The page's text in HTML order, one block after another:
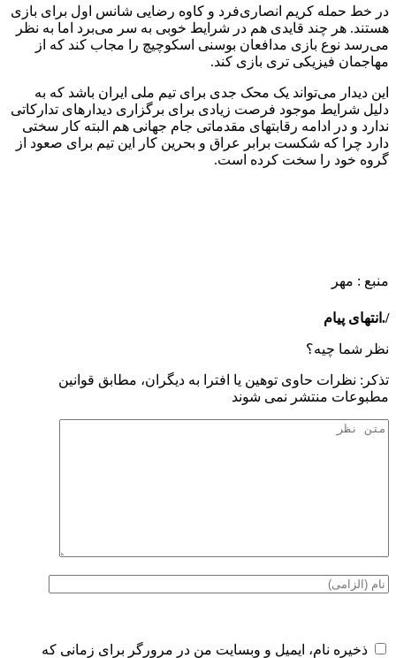
در خط حمله کریم انصاری‌فرد و کاوه رضایی شانس اول برای بازی
هستند. هر چند قایدی هم در شرایط خوبی به سر می‌برد اما به نظر
می‌رسد نوع بازی مدافعان بوسنی اسکوچیچ را مجاب کند که از
مهاجمان فیزیکی تری بازی کند.
این دیدار می‌تواند یک محک جدی برای تیم ملی ایران باشد که به
دلیل شرایط موجود فرصت زیادی برای برگزاری دیدارهای تدارکاتی
ندارد و در ادامه رقابتهای مقدماتی جام جهانی هم البته کار سختی
دارد چرا که شکست برابر عراق و بحرین کار این تیم برای صعود از
گروه خود را سخت کرده است.
منبع : مهر
/.انتهای پیام
نظر شما چیه؟
تذكر: نظرات حاوی توهين يا افترا به ديگران، مطابق قوانين
مطبوعات منتشر نمی شوند
ذخیره نام، ایمیل و وبسایت من در مرورگر برای زمانی که